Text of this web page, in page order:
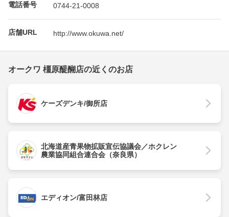
電話番号 0744-21-0008
店舗URL http://www.okuwa.net/
オークワ 橿原醍醐店の近くのお店
ケーズデンキ/御所店
北海道産青果物拡販宣伝協議会／ホクレン
農業協同組合連合会（奈良県）
エディオン/富田林店